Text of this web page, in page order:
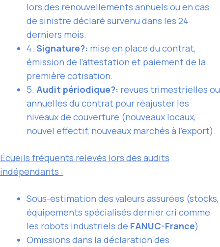
lors des renouvellements annuels ou en cas
de sinistre déclaré survenu dans les 24
derniers mois.
4. Signature?: mise en place du contrat,
émission de l’attestation et paiement de la
première cotisation.
5. Audit périodique?: revues trimestrielles ou
annuelles du contrat pour réajuster les
niveaux de couverture (nouveaux locaux,
nouvel effectif, nouveaux marchés à l’export).
Écueils fréquents relevés lors des audits
indépendants :
Sous-estimation des valeurs assurées (stocks,
équipements spécialisés dernier cri comme
les robots industriels de FANUC-France).
Omissions dans la déclaration des